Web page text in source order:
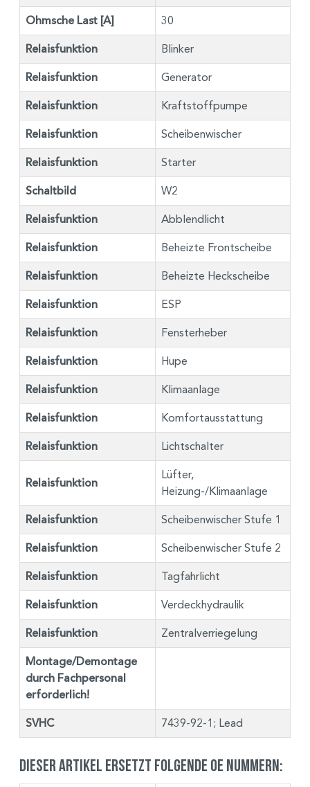
Ohmsche Last [A] 30
Relaisfunktion Blinker
Relaisfunktion Generator
Relaisfunktion Kraftstoffpumpe
Relaisfunktion Scheibenwischer
Relaisfunktion Starter
Schaltbild W2
Relaisfunktion Abblendlicht
Relaisfunktion Beheizte Frontscheibe
Relaisfunktion Beheizte Heckscheibe
Relaisfunktion ESP
Relaisfunktion Fensterheber
Relaisfunktion Hupe
Relaisfunktion Klimaanlage
Relaisfunktion Komfortausstattung
Relaisfunktion Lichtschalter
Relaisfunktion
Lüfter,
Heizung-/Klimaanlage
Relaisfunktion Scheibenwischer Stufe 1
Relaisfunktion Scheibenwischer Stufe 2
Relaisfunktion Tagfahrlicht
Relaisfunktion Verdeckhydraulik
Relaisfunktion Zentralverriegelung
Montage/Demontage
durch Fachpersonal
erforderlich!
SVHC 7439-92-1; Lead
Dieser Artikel ersetzt folgende OE Nummern: